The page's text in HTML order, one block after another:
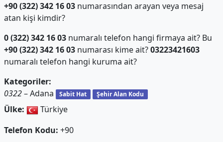
+90 (322) 342 16 03numarasından arayan veya mesaj
atan kişi kimdir?
0 (322) 342 16 03numaralı telefon hangi firmaya ait? Bu
+90 (322) 342 16 03numarası kime ait?03223421603
numaralı telefon hangi kuruma ait?
Kategoriler:
0322– Adana Sabit Hat Şehir Alan Kodu
Ülke:
Türkiye
Telefon Kodu: +90